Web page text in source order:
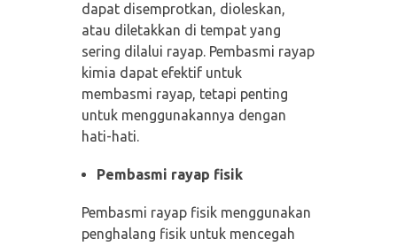
dapat disemprotkan, dioleskan,
atau diletakkan di tempat yang
sering dilalui rayap. Pembasmi rayap
kimia dapat efektif untuk
membasmi rayap, tetapi penting
untuk menggunakannya dengan
hati-hati.
Pembasmi rayap fisik
Pembasmi rayap fisik menggunakan
penghalang fisik untuk mencegah